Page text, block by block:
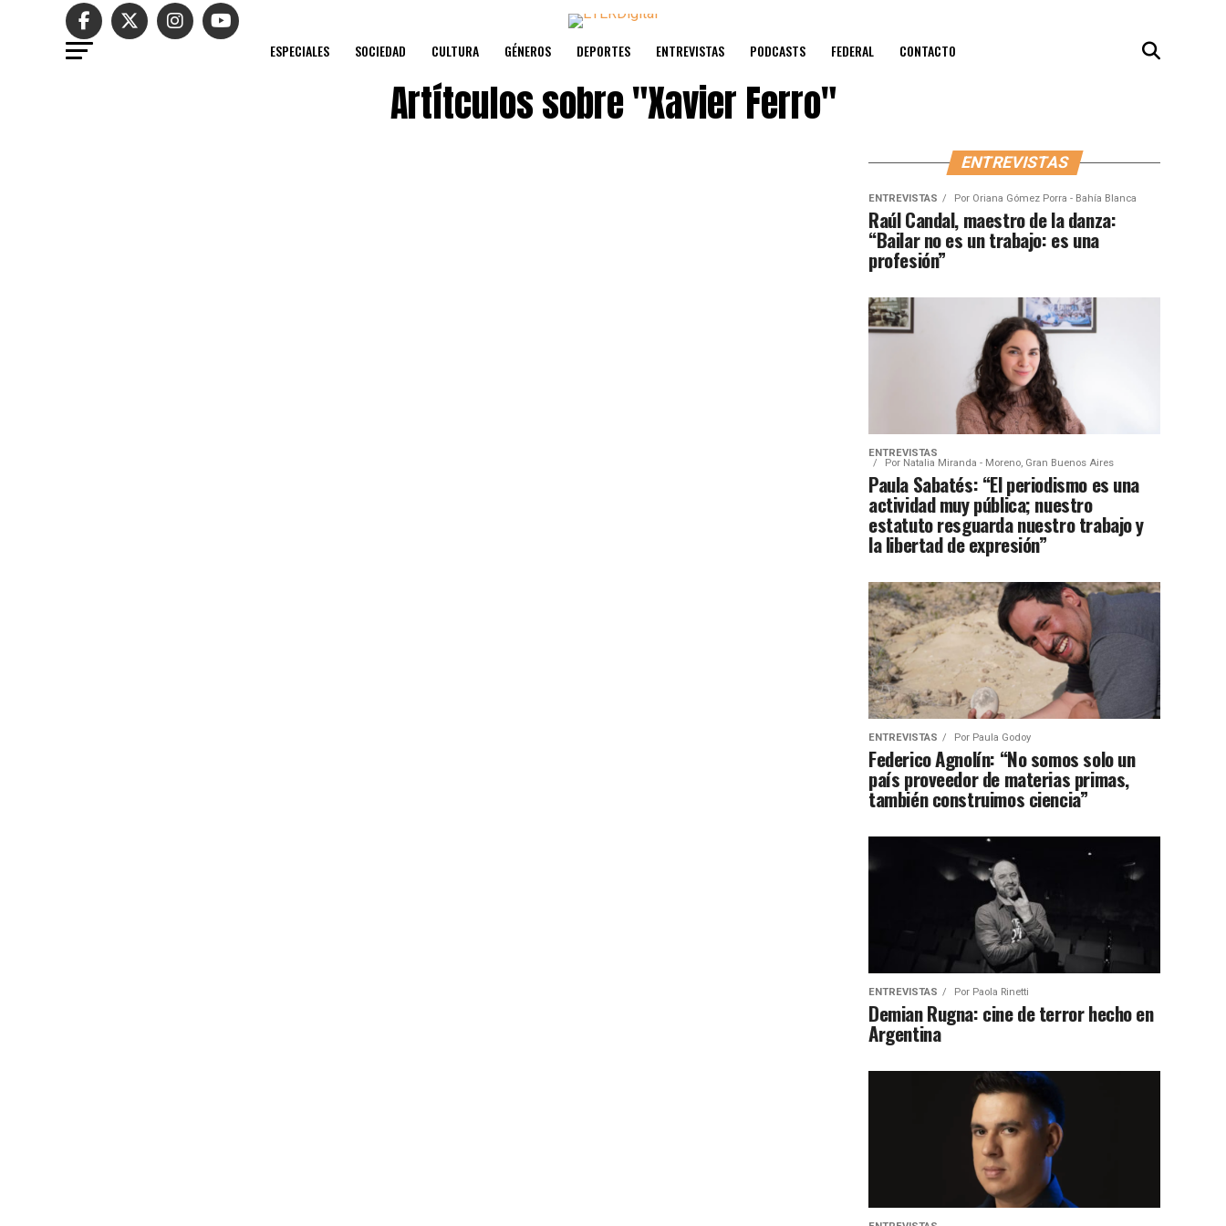
ESPECIALES SOCIEDAD CULTURA GÉNEROS DEPORTES ENTREVISTAS PODCASTS FEDERAL CONTACTO
Artítculos sobre"Xavier Ferro"
ENTREVISTAS
ENTREVISTAS Por Oriana Gómez Porra - Bahía Blanca
Raúl Candal, maestro de la danza:
“Bailar no es un trabajo: es una
profesión”
ENTREVISTAS
Por Natalia Miranda - Moreno, Gran Buenos Aires
Paula Sabatés: “El periodismo es una
actividad muy pública; nuestro
estatuto resguarda nuestro trabajo y
la libertad de expresión”
ENTREVISTAS Por Paula Godoy
Federico Agnolín: “No somos solo un
país proveedor de materias primas,
también construimos ciencia”
ENTREVISTAS Por Paola Rinetti
Demian Rugna: cine de terror hecho en
Argentina